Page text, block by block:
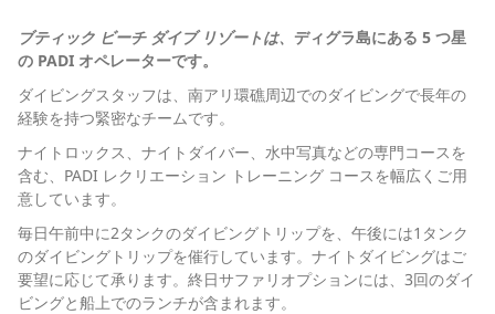
ブティック ビーチ ダイブ リゾートは、 ディグラ島にある 5 つ星
の PADI オペレーターです。
ダイビングスタッフは、南アリ環礁周辺でのダイビングで長年の
経験を持つ緊密なチームです。
ナイトロックス、ナイトダイバー、水中写真などの専門コースを
含む、PADI レクリエーション トレーニング コースを幅広くご用
意しています。
毎日午前中に2タンクのダイビングトリップを、午後には1タンク
のダイビングトリップを催行しています。ナイトダイビングはご
要望に応じて承ります。終日サファリオプションには、3回のダイ
ビングと船上でのランチが含まれます。